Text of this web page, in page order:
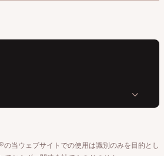
ウェブサイトでの使用は識別のみを目的とし